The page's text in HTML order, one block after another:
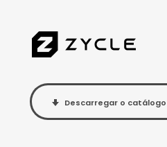
Descarregar o catálogo